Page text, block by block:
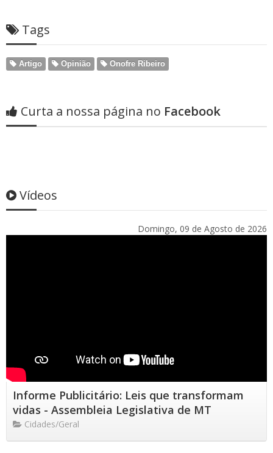
Tags
Artigo Opinião Onofre Ribeiro
Curta a nossa página no Facebook
Vídeos
Domingo, 09 de Agosto de 2026
Informe Publicitário: Leis que transformam
vidas - Assembleia Legislativa de MT
Cidades/Geral